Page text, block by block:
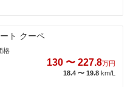
ト クーペ
格
130 〜 227.8万円
18.4 〜 19.8 km/L